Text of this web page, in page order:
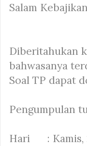
Salam
Diberitahukan
bahwasanya
Soal TP dapat
Pengumpulan
Hari : Kamis,